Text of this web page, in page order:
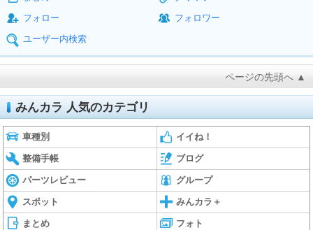
フォロー
フォロワー
ユーザー内検索
ページの先頭へ ▲
みんカラ 人気のカテゴリ
車種別 イイね！
整備手帳 ブログ
パーツレビュー グループ
スポット みんカラ＋
まとめ フォト